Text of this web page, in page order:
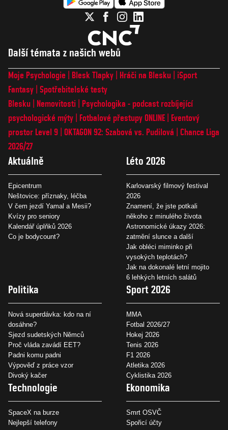
Další témata z našich webů
Moje Psychologie Blesk Tlapky Hráči na Blesku
iSport
Fantasy Spotřebitelské testy
Blesku
Nemovitosti
Psychologika - podcast rozbíjející
psychologické mýty
Fotbalové přestupy ONLINE
Eventový
prostor Level 9 OKTAGON 92: Szabová vs. Pudilová
Chance Liga
2026/27
Aktuálně
Epicentrum
Neštovice: příznaky, léčba
V čem jezdí Yamal a Mesii?
Kvízy pro seniory
Kalendář úplňků 2026
Co je bodycount?
Léto 2026
Karlovarský filmový festival
2026
Znamení, že jste potkali
někoho z minulého života
Astronomické úkazy 2026:
zatmění slunce a další
Jak obléci miminko při
vysokých teplotách?
Jak na dokonalé letní mojito
6 lehkých letních salátů
Politika
Nová superdávka: kdo na ní
dosáhne?
Sjezd sudetských Němců
Proč vláda zavádí EET?
Padni komu padni
Výpověď z práce vzor
Divoký kačer
Sport 2026
MMA
Fotbal 2026/27
Hokej 2026
Tenis 2026
F1 2026
Atletika 2026
Cyklistika 2026
Technologie
SpaceX na burze
Nejlepší telefony
Ekonomika
Smrt OSVČ
Spořicí účty